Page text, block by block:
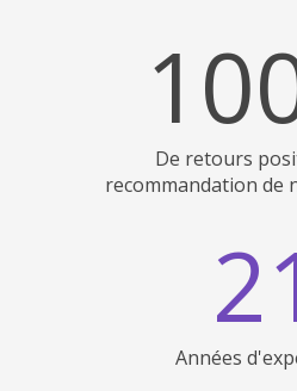
De retours
recommandation de
Années